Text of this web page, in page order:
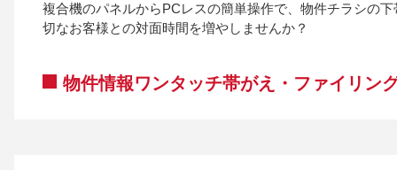
複合機のパネルからPCレスの簡単操作で、物件チラシの
切なお客様との対面時間を増やしませんか？
物件情報ワンタッチ帯がえ・ファイリン